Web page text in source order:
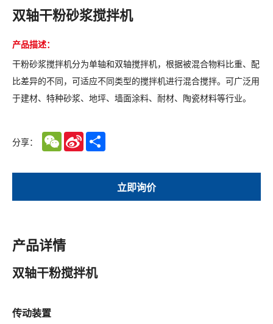
双轴干粉砂浆搅拌机
产品描述：
干粉砂浆搅拌机分为单轴和双轴搅拌机，根据被混合物料比重、配
比差异的不同，可适应不同类型的搅拌机进行混合搅拌。可广泛用
于建材、特种砂浆、地坪、墙面涂料、耐材、陶瓷材料等行业。
分享： WeChatSina
Weibo
立即询价
产品详情
双轴干粉搅拌机
传动装置